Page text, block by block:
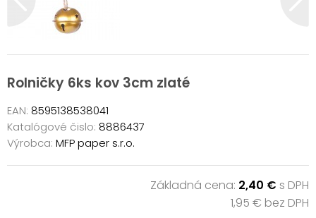
Rolničky 6ks kov 3cm zlaté
EAN: 8595138538041
Katalógové čislo: 8886437
Výrobca: MFP paper s.r.o.
Základná cena: 2,40 € s DPH
1,95 € bez DPH